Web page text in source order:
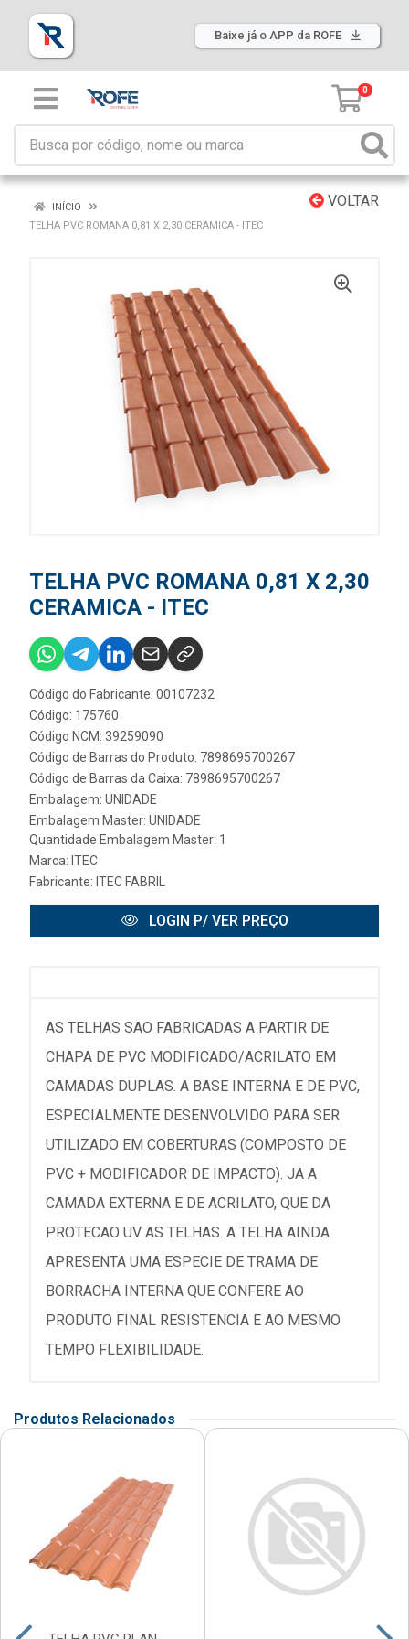
Baixe já o APP da ROFE
0
VOLTAR
INÍCIO
TELHA PVC ROMANA 0,81 X 2,30 CERAMICA - ITEC
TELHA PVC ROMANA 0,81 X 2,30
CERAMICA - ITEC
Código do Fabricante: 00107232
Código: 175760
Código NCM: 39259090
Código de Barras do Produto: 7898695700267
Código de Barras da Caixa: 7898695700267
Embalagem: UNIDADE
Embalagem Master: UNIDADE
Quantidade Embalagem Master: 1
Marca: ITEC
Fabricante: ITEC FABRIL
LOGIN P/ VER PREÇO
AS TELHAS SAO FABRICADAS A PARTIR DE
CHAPA DE PVC MODIFICADO/ACRILATO EM
CAMADAS DUPLAS. A BASE INTERNA E DE PVC,
ESPECIALMENTE DESENVOLVIDO PARA SER
UTILIZADO EM COBERTURAS (COMPOSTO DE
PVC + MODIFICADOR DE IMPACTO). JA A
CAMADA EXTERNA E DE ACRILATO, QUE DA
PROTECAO UV AS TELHAS. A TELHA AINDA
APRESENTA UMA ESPECIE DE TRAMA DE
BORRACHA INTERNA QUE CONFERE AO
PRODUTO FINAL RESISTENCIA E AO MESMO
TEMPO FLEXIBILIDADE.
Produtos Relacionados